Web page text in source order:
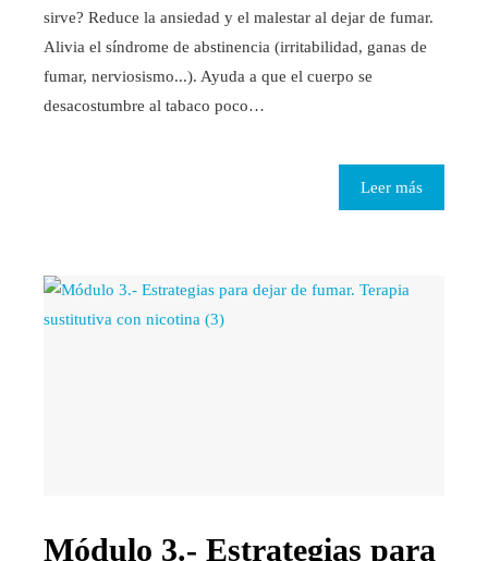
sirve? Reduce la ansiedad y el malestar al dejar de fumar.
Alivia el síndrome de abstinencia (irritabilidad, ganas de
fumar, nerviosismo...). Ayuda a que el cuerpo se
desacostumbre al tabaco poco…
Leer más
Módulo 3.- Estrategias para